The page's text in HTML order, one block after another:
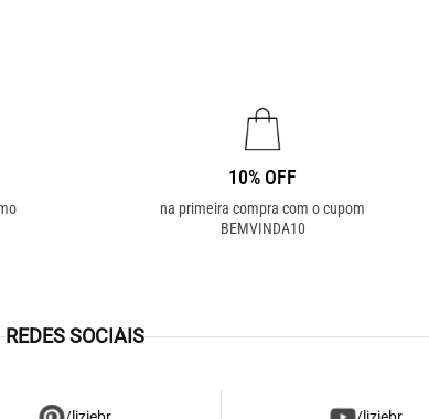
10% OFF
na primeira compra com o cupom
BEMVINDA10
REDES SOCIAIS